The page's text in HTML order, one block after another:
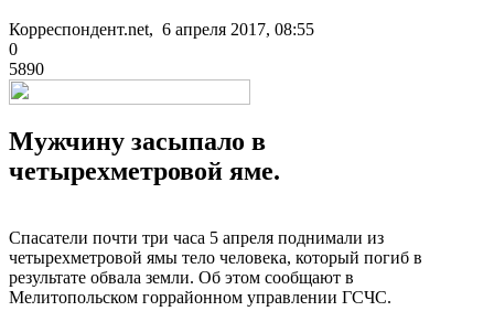
Корреспондент.net, 6 апреля 2017, 08:55
0
5890
Мужчину засыпало в
четырехметровой яме.
Спасатели почти три часа 5 апреля поднимали из
четырехметровой ямы тело человека, который погиб в
результате обвала земли. Об этом сообщают в
Мелитопольском горрайонном управлении ГСЧС.